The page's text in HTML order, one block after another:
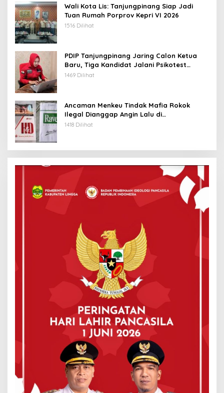
Wali Kota Lis: Tanjungpinang Siap Jadi
Tuan Rumah Porprov Kepri VI 2026
1516 Dilihat
PDIP Tanjungpinang Jaring Calon Ketua
Baru, Tiga Kandidat Jalani Psikotest
Daring
1469 Dilihat
Ancaman Menkeu Tindak Mafia Rokok
Ilegal Dianggap Angin Lalu di
Tanjungpinang
1418 Dilihat